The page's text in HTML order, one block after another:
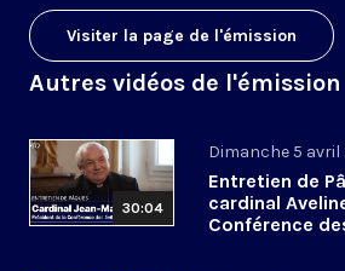
Visiter la page de l'émission
Autres vidéos de l'émission
30:04
Dimanche 5 avril
Entretien de
cardinal
Conférence